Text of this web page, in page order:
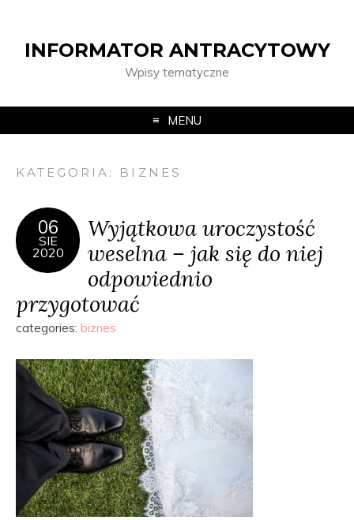
INFORMATOR ANTRACYTOWY
Wpisy tematyczne
MENU
KATEGORIA: BIZNES
06
SIE
2020
Wyjątkowa uroczystość
weselna – jak się do niej
odpowiednio
przygotować
categories: biznes